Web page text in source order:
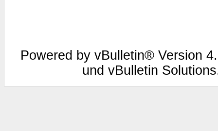
Powered by vBulletin® Version
und vBulletin